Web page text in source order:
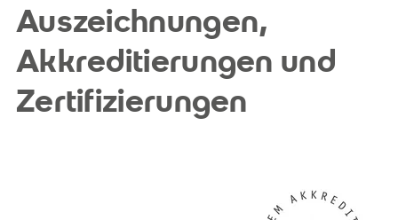
Auszeichnungen,
Akkreditierungen und
Zertifizierungen